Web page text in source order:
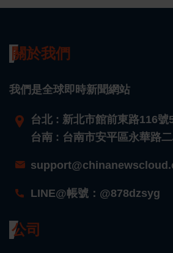
關於我們
我們是全球即時新聞網站
台北 : 新北市館前東路116號
台南 : 台南市安平區永華路
LINE@帳號：@878dzsyg
公司